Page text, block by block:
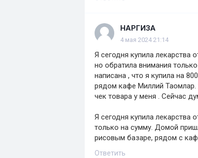
НАРГИЗА
4 мая 2024 21:14
Я сегодня купила лекарства
но обратила внимания
написана , что я купила на
рядом кафе Миллий Таомлар.
чек товара у меня . Сейчас
Я сегодня купила лекарства
только на сумму. Домой
рисовым базаре, рядом с
Ответить